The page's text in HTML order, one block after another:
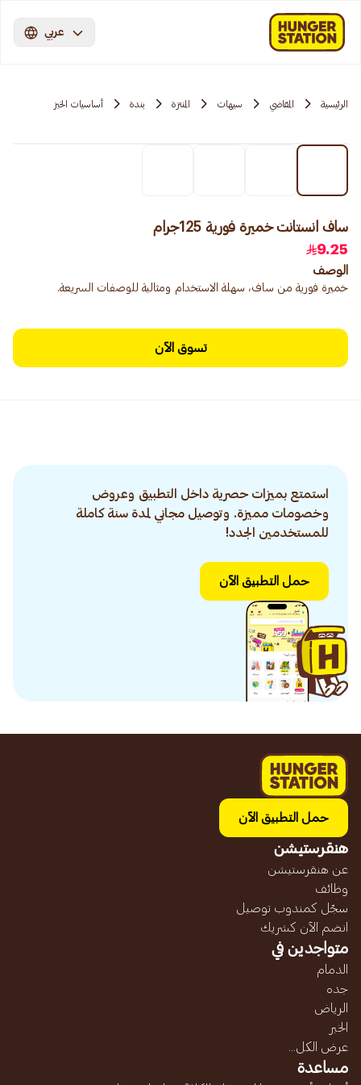
عربي
الرئيسية المقاضي سيهات المنتزة بندة أساسيات الخبز
ساف انستانت خميرة فورية 125جرام
9.25
الوصف
خميرة فورية من ساف، سهلة الاستخدام ومثالية للوصفات السريعة.
تسوق الآن
استمتع بميزات حصرية داخل التطبيق وعروض
وخصومات مميزة. وتوصيل مجاني لمدة سنة كاملة
للمستخدمين الجدد!
حمل التطبيق الآن
حمل التطبيق الآن
هنقرستيشن
عن هنقرستيشن
وظائف
سجّل كمندوب توصيل
انضم الآن كشريك
متواجدين في
الدمام
جده
الرياض
الخبر
عرض الكل...
مساعدة